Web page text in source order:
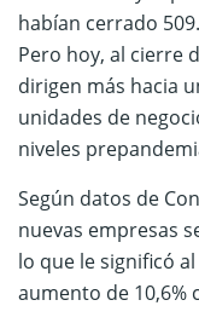
habían cerrado
Pero hoy, al cierre
dirigen más hacia
unidades de
niveles
Según datos de
nuevas empresas
lo que le significó
aumento de 10,6%